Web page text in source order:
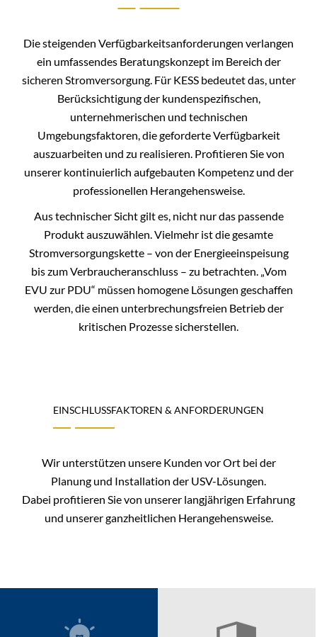
Die steigenden Verfügbarkeitsanforderungen verlangen
ein umfassendes Beratungskonzept im Bereich der
sicheren Stromversorgung. Für KESS bedeutet das, unter
Berücksichtigung der kundenspezifischen,
unternehmerischen und technischen
Umgebungsfaktoren, die geforderte Verfügbarkeit
auszuarbeiten und zu realisieren. Profitieren Sie von
unserer kontinuierlich aufgebauten Kompetenz und der
professionellen Herangehensweise.
Aus technischer Sicht gilt es, nicht nur das passende
Produkt auszuwählen. Vielmehr ist die gesamte
Stromversorgungskette – von der Energieeinspeisung
bis zum Verbraucheranschluss – zu betrachten. „Vom
EVU zur PDU“ müssen homogene Lösungen geschaffen
werden, die einen unterbrechungsfreien Betrieb der
kritischen Prozesse sicherstellen.
EINSCHLUSSFAKTOREN & ANFORDERUNGEN
Wir unterstützen unsere Kunden vor Ort bei der
Planung und Installation der USV-Lösungen.
Dabei profitieren Sie von unserer langjährigen Erfahrung
und unserer ganzheitlichen Herangehensweise.